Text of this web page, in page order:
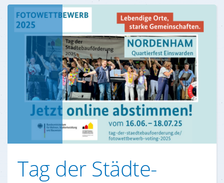
Tag der Städte-